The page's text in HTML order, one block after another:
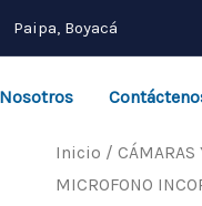
Boyacá
Nosotros
Inicio / CÁMARAS
MICROFONO